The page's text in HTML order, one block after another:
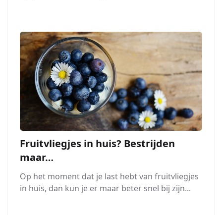
Fruitvliegjes in huis? Bestrijden
maar…
Op het moment dat je last hebt van fruitvliegjes
in huis, dan kun je er maar beter snel bij zijn...